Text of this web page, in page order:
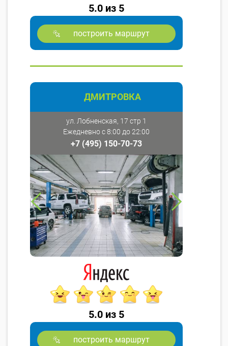
5.0 из 5
построить маршрут
ДМИТРОВКА
ул. Лобненская, 17 стр 1
Ежедневно с 8:00 до 22:00
+7 (495) 150-70-73
5.0 из 5
построить маршрут